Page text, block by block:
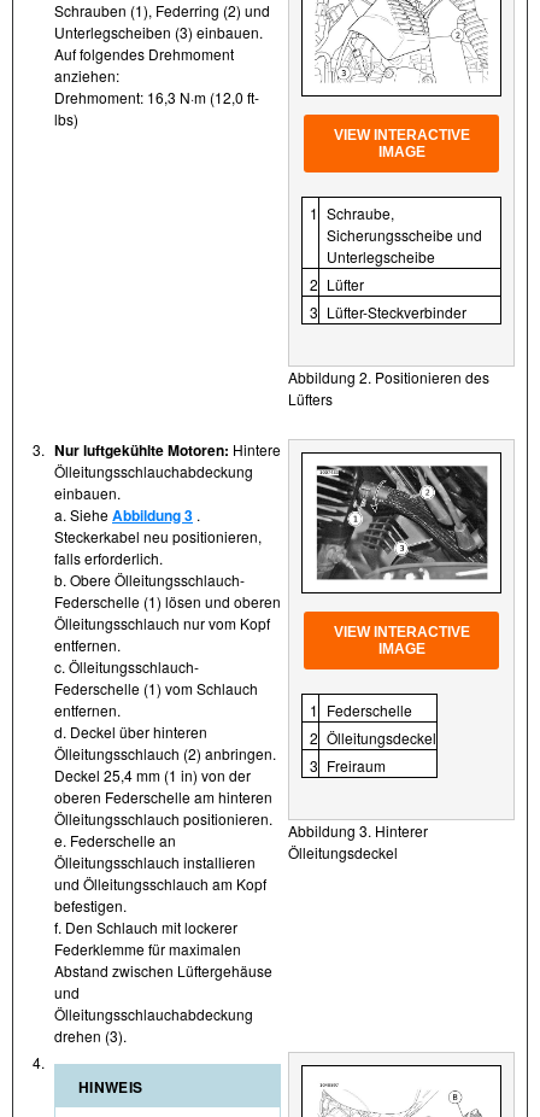
Schrauben (1), Federring (2) und
Unterlegscheiben (3) einbauen.
Auf folgendes Drehmoment
anziehen:
Drehmoment: 16,3 N·m (12,0 ft-
lbs)
VIEW INTERACTIVE
IMAGE
1 Schraube,
Sicherungsscheibe und
Unterlegscheibe
2 Lüfter
3 Lüfter-Steckverbinder
Abbildung 2. Positionieren des
Lüfters
3. Nur luftgekühlte Motoren: Hintere
Ölleitungsschlauchabdeckung
einbauen.
a. SieheAbbildung 3 .
Steckerkabel neu positionieren,
falls erforderlich.
b. Obere Ölleitungsschlauch-
Federschelle (1) lösen und oberen
Ölleitungsschlauch nur vom Kopf
entfernen.
c. Ölleitungsschlauch-
Federschelle (1) vom Schlauch
entfernen.
d. Deckel über hinteren
Ölleitungsschlauch (2) anbringen.
Deckel 25,4 mm (1 in) von der
oberen Federschelle am hinteren
Ölleitungsschlauch positionieren.
e. Federschelle an
Ölleitungsschlauch installieren
und Ölleitungsschlauch am Kopf
befestigen.
f. Den Schlauch mit lockerer
Federklemme für maximalen
Abstand zwischen Lüftergehäuse
und
Ölleitungsschlauchabdeckung
drehen (3).
VIEW INTERACTIVE
IMAGE
1 Federschelle
2 Ölleitungsdeckel
3 Freiraum
Abbildung 3. Hinterer
Ölleitungsdeckel
4.
HINWEIS